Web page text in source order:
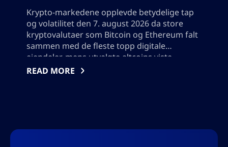
Krypto-markedene opplevde betydelige tap
og volatilitet den 7. august 2026 da store
kryptovalutaer som Bitcoin og Ethereum falt
sammen med de fleste topp digitale
eiendeler, mens utvalgte altcoins viste
motstandskraft. Denne detaljerte analysen
READ MORE